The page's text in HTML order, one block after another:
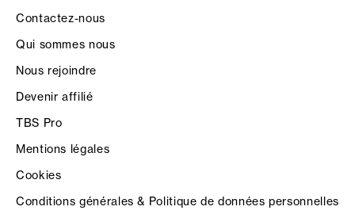
Contactez-nous
Qui sommes nous
Nous rejoindre
Devenir affilié
TBS Pro
Mentions légales
Cookies
Conditions générales & Politique de données personnelles